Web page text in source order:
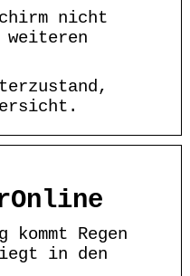
nicht
weiteren
Regen
in den